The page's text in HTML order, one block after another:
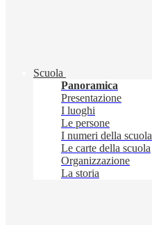
Scuola
Panoramica
Presentazione
I luoghi
Le persone
I numeri della scuola
Le carte della scuola
Organizzazione
La storia